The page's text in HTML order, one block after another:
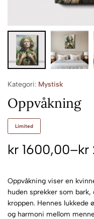
Kategori: Mystisk
Oppvåkning
Limited
kr 1600,00–kr
Oppvåkning viser en
huden sprekker som
kroppen. Hennes lukkede
og harmoni mellom